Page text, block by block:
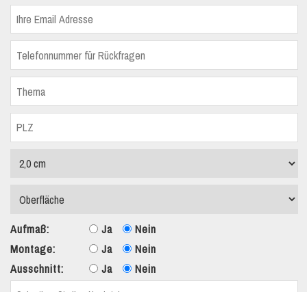
Aufmaß: Ja
Nein
Montage:
Ja
Nein
Ausschnitt:
Ja Nein